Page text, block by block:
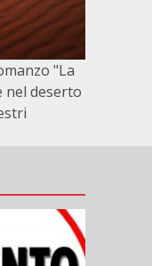
"La
nel deserto